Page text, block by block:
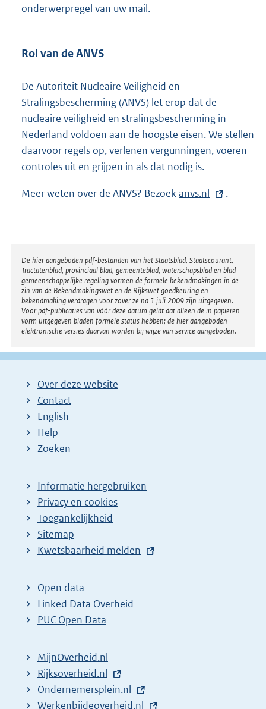
onderwerpregel van uw mail.
Rol van de ANVS
De Autoriteit Nucleaire Veiligheid en
Stralingsbescherming (ANVS) let erop dat de
nucleaire veiligheid en stralingsbescherming in
Nederland voldoen aan de hoogste eisen. We stellen
daarvoor regels op, verlenen vergunningen, voeren
controles uit en grijpen in als dat nodig is.
Meer weten over de ANVS? BezoekE
r
n
e
l
i
n
k
anvs.nl .
Disclaimer
De hier aangeboden pdf-bestanden van het Staatsblad, Staatscourant,
Tractatenblad, provinciaal blad, gemeenteblad, waterschapsblad en blad
gemeenschappelijke regeling vormen de formele bekendmakingen in de
zin van de Bekendmakingswet en de Rijkswet goedkeuring en
bekendmaking verdragen voor zover ze na 1 juli 2009 zijn uitgegeven.
Voor pdf-publicaties van vóór deze datum geldt dat alleen de in papieren
vorm uitgegeven bladen formele status hebben; de hier aangeboden
elektronische versies daarvan worden bij wijze van service aangeboden.
Over deze website
Contact
English
Help
Zoeken
Informatie hergebruiken
Privacy en cookies
Toegankelijkheid
Sitemap
E
t
e
r
l
i
n
Kwetsbaarheid melden
Open data
Linked Data Overheid
PUC Open Data
MijnOverheid.nl
E
x
t
Rijksoverheid.nl
E
x
Ondernemersplein.nl
E
Werkenbijdeoverheid.nl